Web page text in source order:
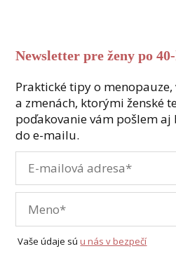
Newsletter pre ženy po
Praktické tipy o menopauze,
a zmenách, ktorými ženské
poďakovanie vám pošlem
do e-mailu.
Vaše údaje súu nás v bezpečí